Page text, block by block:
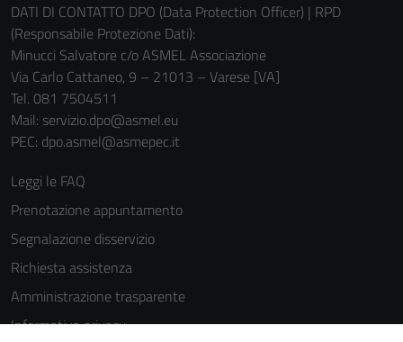
DATI DI CONTATTO DPO (Data Protection Officer) | RPD
(Responsabile Protezione Dati):
Minucci Salvatore c/o ASMEL Associazione
Via Carlo Cattaneo, 9 – 21013 – Varese [VA]
Tel. 081 7504511
Mail: servizio.dpo@asmel.eu
PEC: dpo.asmel@asmepec.it
Leggi le FAQ
Prenotazione appuntamento
Segnalazione disservizio
Richiesta assistenza
Amministrazione trasparente
Informativa privacy